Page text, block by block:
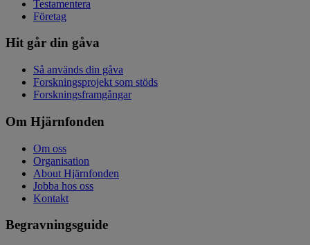
Testamentera
Företag
Hit går din gåva
Så används din gåva
Forskningsprojekt som stöds
Forskningsframgångar
Om Hjärnfonden
Om oss
Organisation
About Hjärnfonden
Jobba hos oss
Kontakt
Begravningsguide